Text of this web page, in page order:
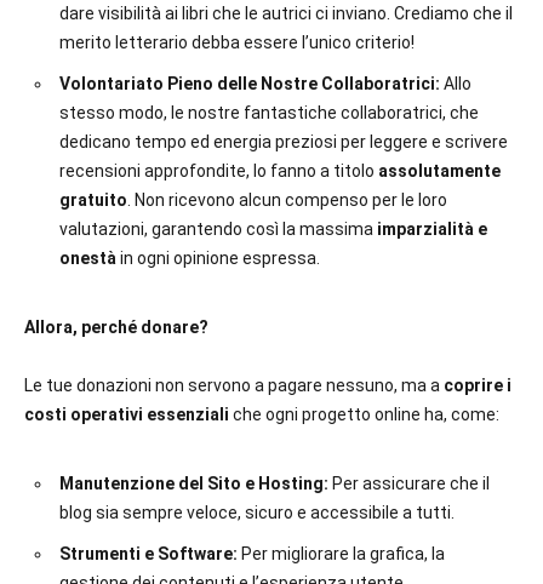
dare visibilità ai libri che le autrici ci inviano. Crediamo che il
merito letterario debba essere l’unico criterio!
Volontariato Pieno delle Nostre Collaboratrici: Allo
stesso modo, le nostre fantastiche collaboratrici, che
dedicano tempo ed energia preziosi per leggere e scrivere
recensioni approfondite, lo fanno a titolo assolutamente
gratuito . Non ricevono alcun compenso per le loro
valutazioni, garantendo così la massima imparzialità e
onestà in ogni opinione espressa.
Allora, perché donare?
Le tue donazioni non servono a pagare nessuno, ma a coprire i
costi operativi essenziali che ogni progetto online ha, come:
Manutenzione del Sito e Hosting: Per assicurare che il
blog sia sempre veloce, sicuro e accessibile a tutti.
Strumenti e Software: Per migliorare la grafica, la